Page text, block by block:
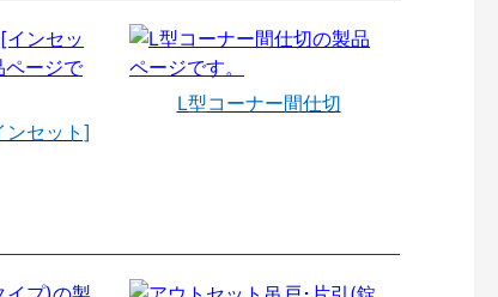
ンセット]
L型コーナー間仕切